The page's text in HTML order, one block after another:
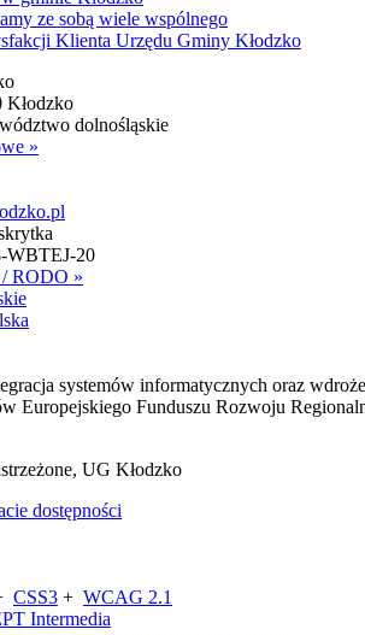
Kłodzko
dolnośląskie
»
WBTEJ-20
RODO »
systemów informatycznych oraz
Europejskiego Funduszu Rozwoju
UG Kłodzko
dostępności
CSS3 + WCAG 2.1
Intermedia